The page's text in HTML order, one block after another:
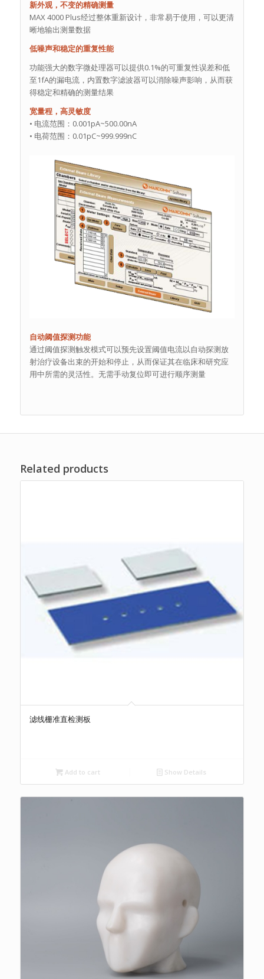
新外观，不变的精确测量
MAX 4000 Plus经过整体重新设计，非常易于使用，可以更清
晰地输出测量数据
低噪声和稳定的重复性能
功能强大的数字微处理器可以提供0.1%的可重复性误差和低
至1fA的漏电流，内置数字滤波器可以消除噪声影响，从而获
得稳定和精确的测量结果
宽量程，高灵敏度
• 电流范围：0.001pA~500.00nA
• 电荷范围：0.01pC~999.999nC
自动阈值探测功能
通过阈值探测触发模式可以预先设置阈值电流以自动探测放
射治疗设备出束的开始和停止，从而保证其在临床和研究应
用中所需的灵活性。无需手动复位即可进行顺序测量
Related products
滤线栅准直检测板
Add to cart Show Details